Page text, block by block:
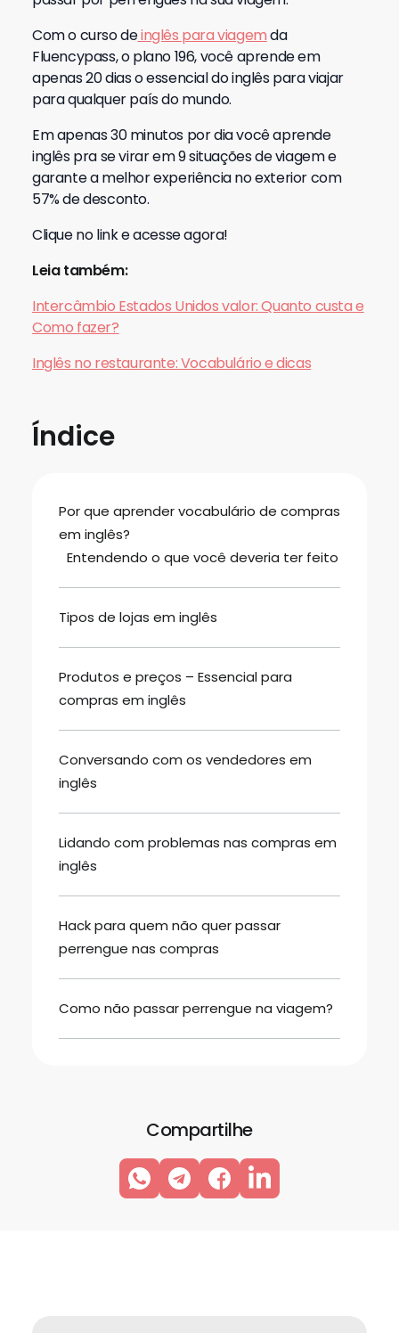
Com o curso deinglês para viagemda
Fluencypass, o plano 196, você aprende em
apenas 20 dias o essencial do inglês para viajar
para qualquer país do mundo.
Em apenas 30 minutos por dia você aprende
inglês pra se virar em 9 situações de viagem e
garante a melhor experiência no exterior com
57% de desconto.
Clique no link e acesse agora!
Leia também:
Intercâmbio Estados Unidos valor: Quanto custa e
Como fazer?
Inglês no restaurante: Vocabulário e dicas
Índice
Por que aprender vocabulário de compras
em inglês?
Entendendo o que você deveria ter feito
Tipos de lojas em inglês
Produtos e preços – Essencial para
compras em inglês
Conversando com os vendedores em
inglês
Lidando com problemas nas compras em
inglês
Hack para quem não quer passar
perrengue nas compras
Como não passar perrengue na viagem?
Compartilhe